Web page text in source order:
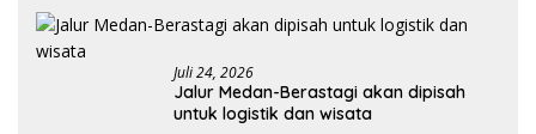
Juli 24, 2026
Jalur Medan-Berastagi akan dipisah
untuk logistik dan wisata